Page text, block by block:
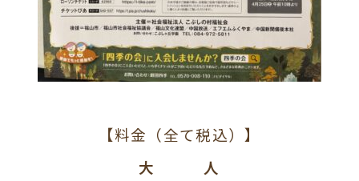
【料金（全て税込）】
大 人